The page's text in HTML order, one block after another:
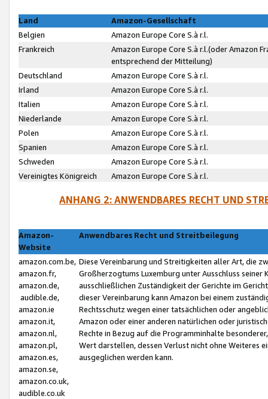
Land
Amazon-Gesellschaft
Belgien
Amazon Europe Core S.à r.l.
Frankreich
Amazon Europe Core S.à r.l.(oder Amazon
entsprechend der Mitteilung)
Deutschland
Amazon Europe Core S.à r.l.
Irland
Amazon Europe Core S.à r.l.
Italien
Amazon Europe Core S.à r.l.
Niederlande
Amazon Europe Core S.à r.l.
Polen
Amazon Europe Core S.à r.l.
Spanien
Amazon Europe Core S.à r.l.
Schweden
Amazon Europe Core S.à r.l.
Vereinigtes Königreich
Amazon Europe Core S.à r.l.
ANHANG 2: ANWENDBARES RECHT UND
Amazon-
Website
Anwendbares Recht und Streitbeilegung
amazon.com.be,
amazon.fr,
amazon.de,
audible.de,
amazon.ie
amazon.it,
amazon.nl,
amazon.pl,
amazon.es,
amazon.se,
amazon.co.uk,
audible.co.uk
Diese Vereinbarung und Streitigkeiten aller Art, die
Großherzogtums Luxemburg unter Ausschluss
ausschließlichen Zuständigkeit der Gerichte im
dieser Vereinbarung kann Amazon bei einem
Rechtsschutz wegen einer tatsächlichen oder
Amazon oder einer anderen natürlichen oder
Rechte in Bezug auf die Programminhalte
Wert darstellen, dessen Verlust nicht ohne Weiteres
ausgeglichen werden kann.